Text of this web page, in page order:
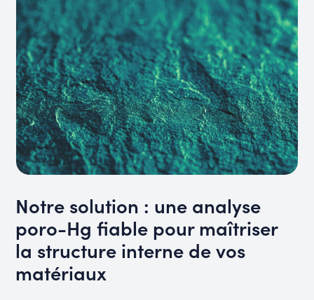
Notre solution : une analyse
poro-Hg fiable pour maîtriser
la structure interne de vos
matériaux